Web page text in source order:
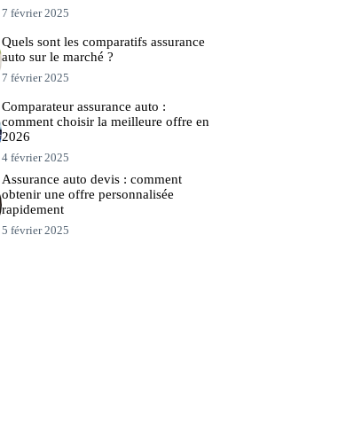
7 février 2025
Quels sont les comparatifs assurance
auto sur le marché ?
7 février 2025
Comparateur assurance auto :
comment choisir la meilleure offre en
2026
4 février 2025
Assurance auto devis : comment
obtenir une offre personnalisée
rapidement
5 février 2025